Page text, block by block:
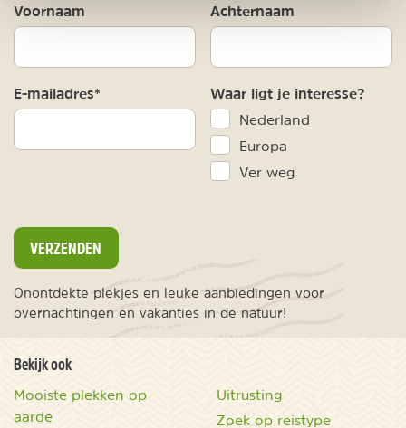
Voornaam Achternaam
E-mailadres* Waar ligt je interesse?
Nederland
Europa
Ver weg
VERZENDEN
Onontdekte plekjes en leuke aanbiedingen voor
overnachtingen en vakanties in de natuur!
Bekijk ook
Mooiste plekken op
aarde
Uitrusting
Zoek op reistype